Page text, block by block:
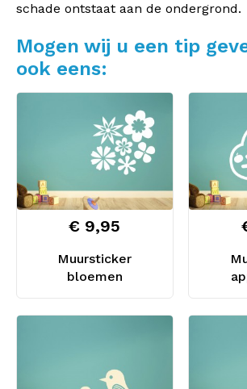
schade ontstaat aan de ondergrond.
Mogen wij u een tip
ook eens:
Muursticker
bloemen
€ 9,95